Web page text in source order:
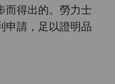
而得出的。勞力士
申請，足以證明品